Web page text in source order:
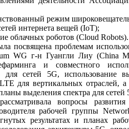
режим
интернета вещей (IoT);
облачных роботов (Cloud Robots).
посвящена проблемам
WG г-н Гуангли Лиу (China
и совместного
для сетей 5G, использование
для вертикальных отраслей,
выделения спектра для сетей
вопросы
рабочей группы
результатах и планах